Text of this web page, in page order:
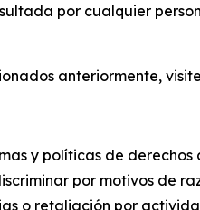
por cualquier
anteriormente,
y políticas de
por motivos de
o retaliación por